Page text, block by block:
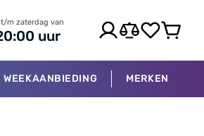
m zaterdag van
uur
WEEKAANBIEDING MERKEN